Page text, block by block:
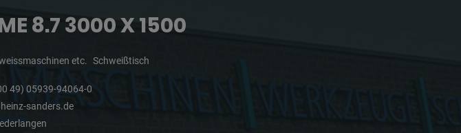
8.7 3000 X 1500
etc. Schweißtisch
49) 05939-94064-0
sanders.de